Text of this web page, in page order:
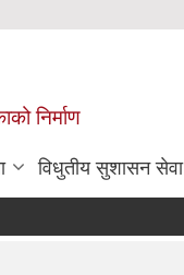
निर्माण
विधुतीय सुशासन सेवा